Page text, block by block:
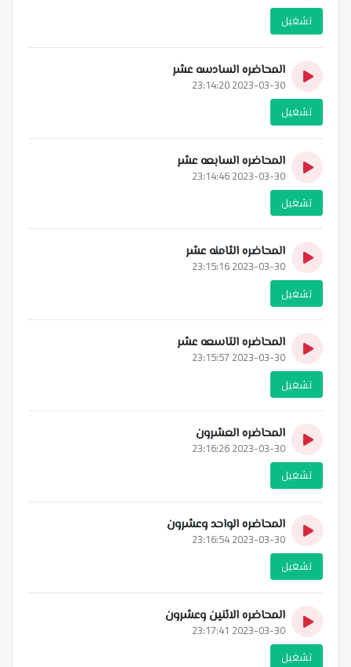
تشغيل
المحاضره السادسه عشر
2023-03-30 23:14:20
تشغيل
المحاضره السابعه عشر
2023-03-30 23:14:46
تشغيل
المحاضره الثامنه عشر
2023-03-30 23:15:16
تشغيل
المحاضره التاسعه عشر
2023-03-30 23:15:57
تشغيل
المحاضره العشرون
2023-03-30 23:16:26
تشغيل
المحاضره الواحد وعشرون
2023-03-30 23:16:54
تشغيل
المحاضره الاثنين وعشرون
2023-03-30 23:17:41
تشغيل